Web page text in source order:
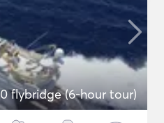
flybridge (6-hour tour)